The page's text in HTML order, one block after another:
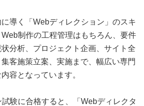
導く「Webディレクション」のスキ
制作の工程管理はもちろん、要件
分析、プロジェクト企画、サイト全
客施策立案、実施まで、幅広い専門
容となっています。
験に合格すると、「Webディレクタ